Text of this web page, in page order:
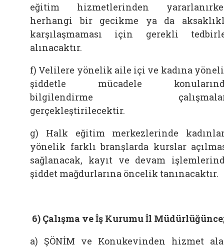
eğitim hizmetlerinden
herhangi bir gecikme ya da
karşılaşmaması için gerekli
alınacaktır.
f) Velilere yönelik aile içi ve kadına
şiddetle mücadele
bilgilendirme
gerçekleştirilecektir.
g) Halk eğitim merkezlerinde
yönelik farklı branşlarda kurslar
sağlanacak, kayıt ve devam
şiddet mağdurlarına öncelik tanınacaktır.
6) Çalışma ve İş Kurumu İl
a) ŞÖNİM ve Konukevinden hizmet